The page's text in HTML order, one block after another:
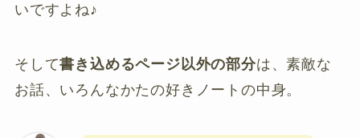
いですよね♪
そして書き込めるページ以外の部分は、素敵な
お話、いろんなかたの好きノートの中身。